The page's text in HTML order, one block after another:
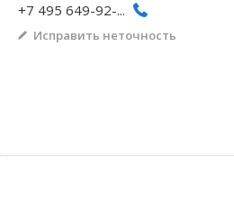
Волгоградская область
Кировоградская область
Восточно-Казахстанская
+7 495 649-92-...
Исправить неточность